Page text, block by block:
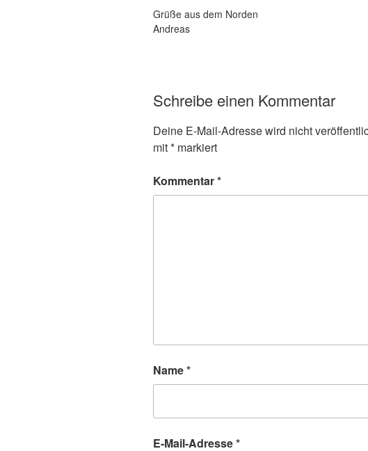
Grüße aus dem Norden
Andreas
Schreibe einen Kommentar
Deine E-Mail-Adresse wird nicht
mit* markiert
Kommentar*
Name*
E-Mail-Adresse*